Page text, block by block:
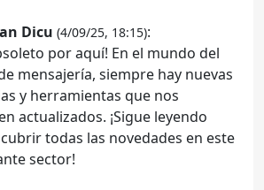
Dicu (4/09/25, 18:15):
por aquí! En el mundo del
mensajería, siempre hay nuevas
y herramientas que nos
actualizados. ¡Sigue leyendo
todas las novedades en este
sector!